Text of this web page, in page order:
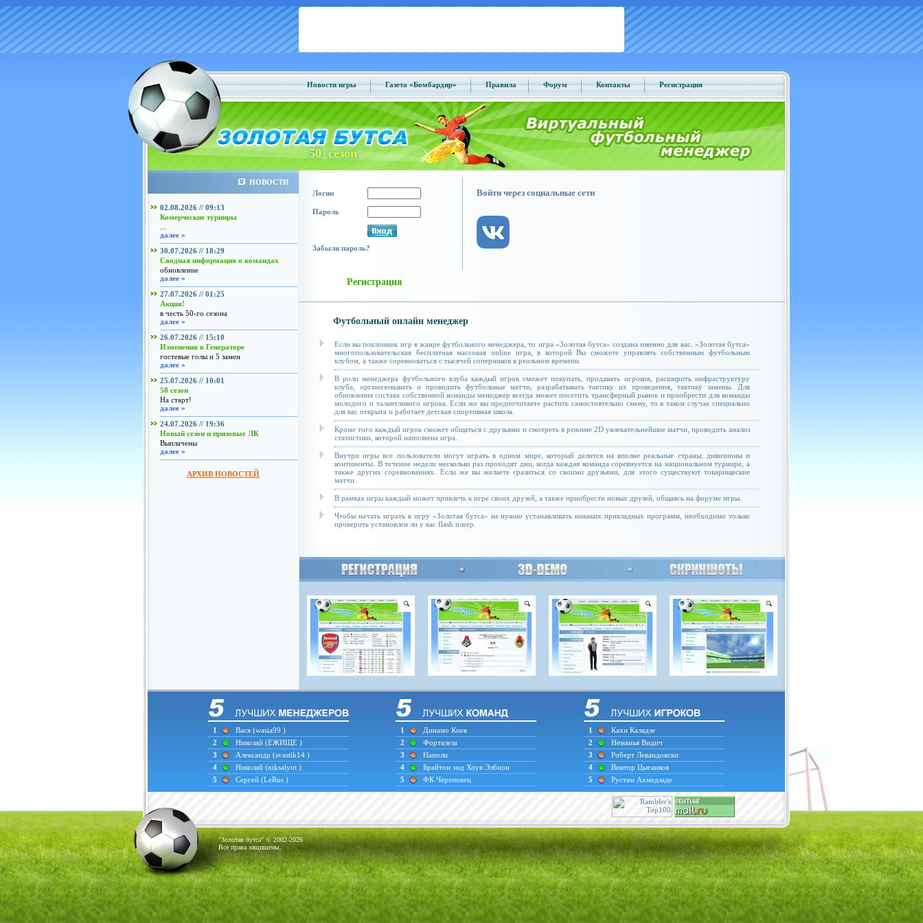
Новости игры Газета «Бомбардир» Правила Форум Контакты Регистрация
50 сезон
НОВОСТИ
02.08.2026 // 09:13
Комерческие турниры
далее »
30.07.2026 // 18:29
Сводная информация о командах
обновление
далее »
27.07.2026 // 01:25
Акция!
в честь 50-го сезона
далее »
26.07.2026 // 15:10
Изменения в Генераторе
гостевые голы и 5 замен
далее »
25.07.2026 // 10:01
50 сезон
На старт!
далее »
24.07.2026 // 19:36
Новый сезон и призовые ЛК
Выплачены
далее »
АРХИВ НОВОСТЕЙ
Логин
Пароль
Забыли пароль?
Войти через социальные сети
Регистрация
Футбольный онлайн менеджер
Если вы поклонник игр в жанре футбольного менеджера, то игра «Золотая бутса» создана именно для вас. «Золотая бутса»
многопользовательская бесплатная массовая online игра, в которой Вы сможете управлять собственным футбольным
клубом, а также соревноваться с тысячей соперников в реальном времени.
В роли менеджера футбольного клуба каждый игрок сможет покупать, продавать игроков, расширить инфраструктуру
клуба, организовывать и проводить футбольные матчи, разрабатывать тактику их проведения, тактику замены. Для
обновления состава собственной команды менеджер всегда может посетить трансферный рынок и приобрести для команды
молодого и талантливого игрока. Если же вы предпочитаете растить самостоятельно смену, то в таком случае специально
для вас открыта и работает детская спортивная школа.
Кроме того каждый игрок сможет общаться с друзьями и смотреть в режиме 2D увлекательнейшие матчи, проводить анализ
статистики, которой наполнена игра.
Внутри игры все пользователи могут играть в одном мире, который делится на вполне реальные страны, дивизионы и
континенты. В течение недели несколько раз проходят дни, когда каждая команда соревнуется на национальном турнире, а
также других соревнованиях. Если же вы желаете сразиться со своими друзьями, для этого существуют товарищеские
матчи.
В рамках игры каждый может привлечь к игре своих друзей, а также приобрести новых друзей, общаясь на форуме игры.
Чтобы начать играть в игру «Золотая бутса» не нужно устанавливать никаких прикладных программ, необходимо только
проверить установлен ли у вас flash плеер.
1 Вася (wasia99 )
2
Николай (ЕЖИЩЕ )
3
Александр (svastik14 )
4
Николай (niksalyut )
5
Сергей (LeRus )
1
Динамо Киев
2
Форталеза
3
Наполи
4
Брайтон энд Хоув Элбион
5
ФК Череповец
1
Кахи Каладзе
2
Неманья Видич
3
Роберт Левандовски
4
Виктор Цыганков
5
Рустам Ахмедзаде
"Золотая бутса" © 2002-2026
Все права защищены.